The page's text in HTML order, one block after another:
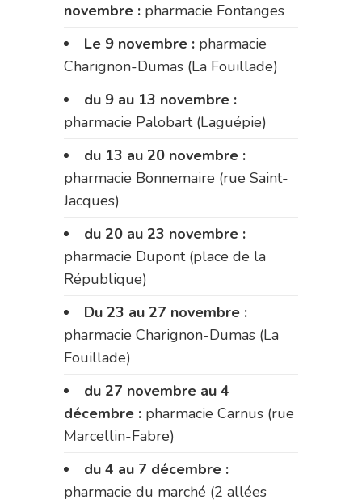
novembre : pharmacie Fontanges
Le 9 novembre : pharmacie
Charignon-Dumas (La Fouillade)
du 9 au 13 novembre :
pharmacie Palobart (Laguépie)
du 13 au 20 novembre :
pharmacie Bonnemaire (rue Saint-
Jacques)
du 20 au 23 novembre :
pharmacie Dupont (place de la
République)
Du 23 au 27 novembre :
pharmacie Charignon-Dumas (La
Fouillade)
du 27 novembre au 4
décembre : pharmacie Carnus (rue
Marcellin-Fabre)
du 4 au 7 décembre :
pharmacie du marché (2 allées